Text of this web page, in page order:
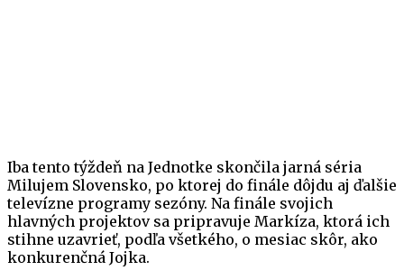
Iba tento týždeň na Jednotke skončila jarná séria
Milujem Slovensko, po ktorej do finále dôjdu aj ďalšie
televízne programy sezóny. Na finále svojich
hlavných projektov sa pripravuje Markíza, ktorá ich
stihne uzavrieť, podľa všetkého, o mesiac skôr, ako
konkurenčná Jojka.